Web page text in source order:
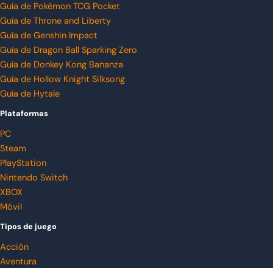
Guía de Pokémon TCG Pocket
Guía de Throne and Liberty
Guía de Genshin Impact
Guía de Dragon Ball Sparking Zero
Guía de Donkey Kong Bananza
Guía de Hollow Knight Silksong
Guía de Hytale
Plataformas
PC
Steam
PlayStation
Nintendo Switch
XBOX
Móvil
Tipos de juego
Acción
Aventura